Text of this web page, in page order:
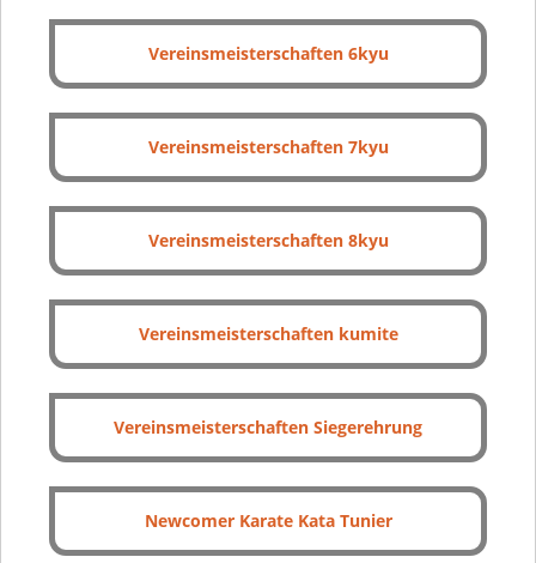
Vereinsmeisterschaften 6kyu
Vereinsmeisterschaften 7kyu
Vereinsmeisterschaften 8kyu
Vereinsmeisterschaften kumite
Vereinsmeisterschaften Siegerehrung
Newcomer Karate Kata Tunier